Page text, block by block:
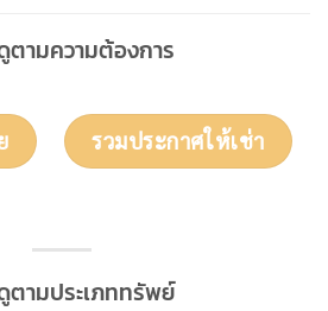
ตามความต้องการ
รวมประกาศให้เช่า
ตามประเภททรัพย์